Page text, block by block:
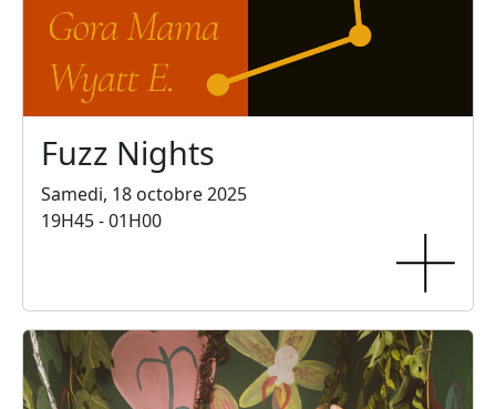
Fuzz Nights
Samedi, 18 octobre 2025
19H45 - 01H00